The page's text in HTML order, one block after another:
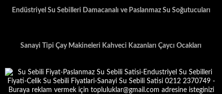
Endüstriyel Su Sebilleri Damacanalı ve Paslanmaz Su Soğutucuları
Sanayi Tipi Çay Makineleri Kahveci Kazanları Çaycı Ocakları